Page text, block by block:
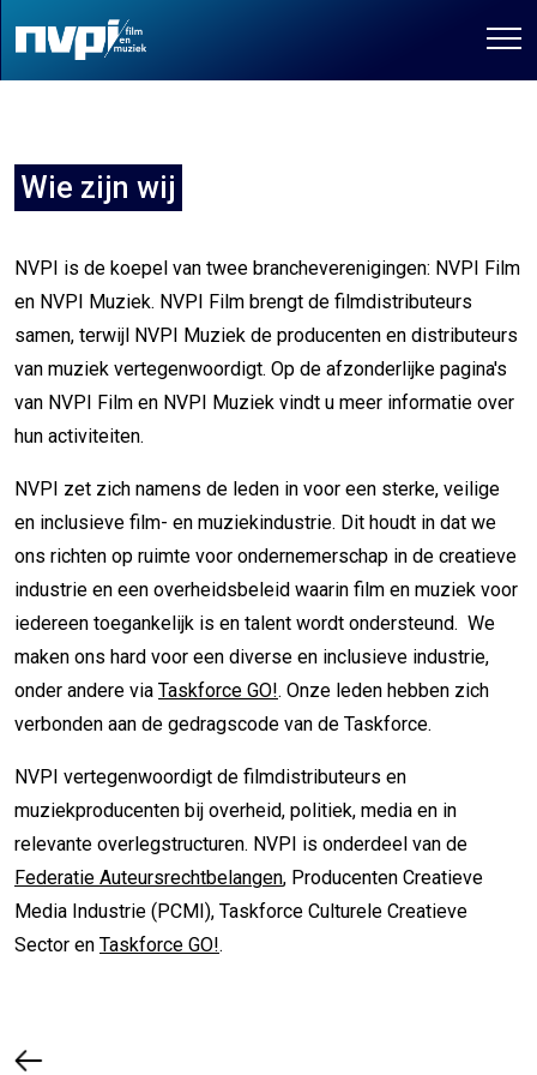
Wie zijn wij
NVPI is de koepel van twee brancheverenigingen: NVPI Film
en NVPI Muziek. NVPI Film brengt de filmdistributeurs
samen, terwijl NVPI Muziek de producenten en distributeurs
van muziek vertegenwoordigt. Op de afzonderlijke pagina's
van NVPI Film en NVPI Muziek vindt u meer informatie over
hun activiteiten.
NVPI zet zich namens de leden in voor een sterke, veilige
en inclusieve film- en muziekindustrie. Dit houdt in dat we
ons richten op ruimte voor ondernemerschap in de creatieve
industrie en een overheidsbeleid waarin film en muziek voor
iedereen toegankelijk is en talent wordt ondersteund. We
maken ons hard voor een diverse en inclusieve industrie,
onder andere via Taskforce GO!. Onze leden hebben zich
verbonden aan de gedragscode van de Taskforce.
NVPI vertegenwoordigt de filmdistributeurs en
muziekproducenten bij overheid, politiek, media en in
relevante overlegstructuren. NVPI is onderdeel van de
Federatie Auteursrechtbelangen, Producenten Creatieve
Media Industrie (PCMI), Taskforce Culturele Creatieve
Sector en Taskforce GO!.